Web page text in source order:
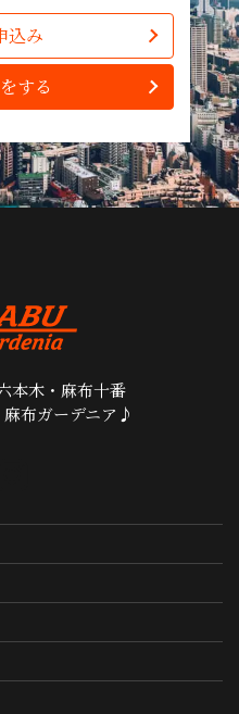
込み
する
本木・麻布十番
布ガーデニア♪